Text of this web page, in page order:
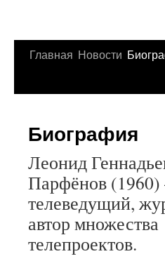
Главная Новости
Биография
Леонид
Парфёнов (1960)
телеведущий,
автор множества
телепроектов.